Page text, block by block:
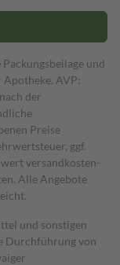
und
AVP:
der
Preise
ggf.
versand­kosten­
Alle Angebote
und sonstigen
Durchführung von